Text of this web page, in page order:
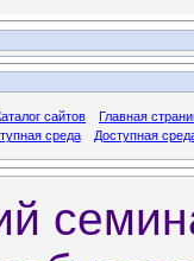
сайтов
Главная
среда Доступная